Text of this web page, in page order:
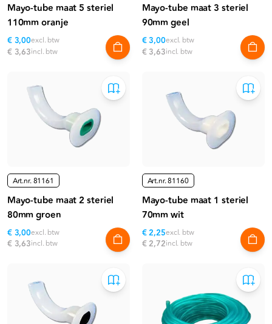
Mayo-tube maat 5 steriel
110mm oranje
€ 3,00excl. btw
€ 3,63incl. btw
Mayo-tube maat 3 steriel
90mm geel
€ 3,00excl. btw
€ 3,63incl. btw
Art.nr.81161
Mayo-tube maat 2 steriel
80mm groen
€ 3,00excl. btw
€ 3,63incl. btw
Art.nr.81160
Mayo-tube maat 1 steriel
70mm wit
€ 2,25excl. btw
€ 2,72incl. btw